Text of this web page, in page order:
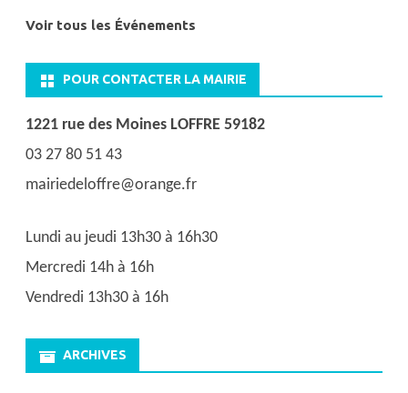
Voir tous les Événements
POUR CONTACTER LA MAIRIE
1221 rue des Moines LOFFRE 59182
03 27 80 51 43
mairiedeloffre@orange.fr
Lundi au jeudi 13h30 à 16h30
Mercredi 14h à 16h
Vendredi 13h30 à 16h
ARCHIVES